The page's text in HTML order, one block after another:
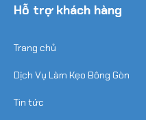
Hỗ trợ khách hàng
Trang chủ
Dịch Vụ Làm Kẹo Bông Gòn
Tin tức